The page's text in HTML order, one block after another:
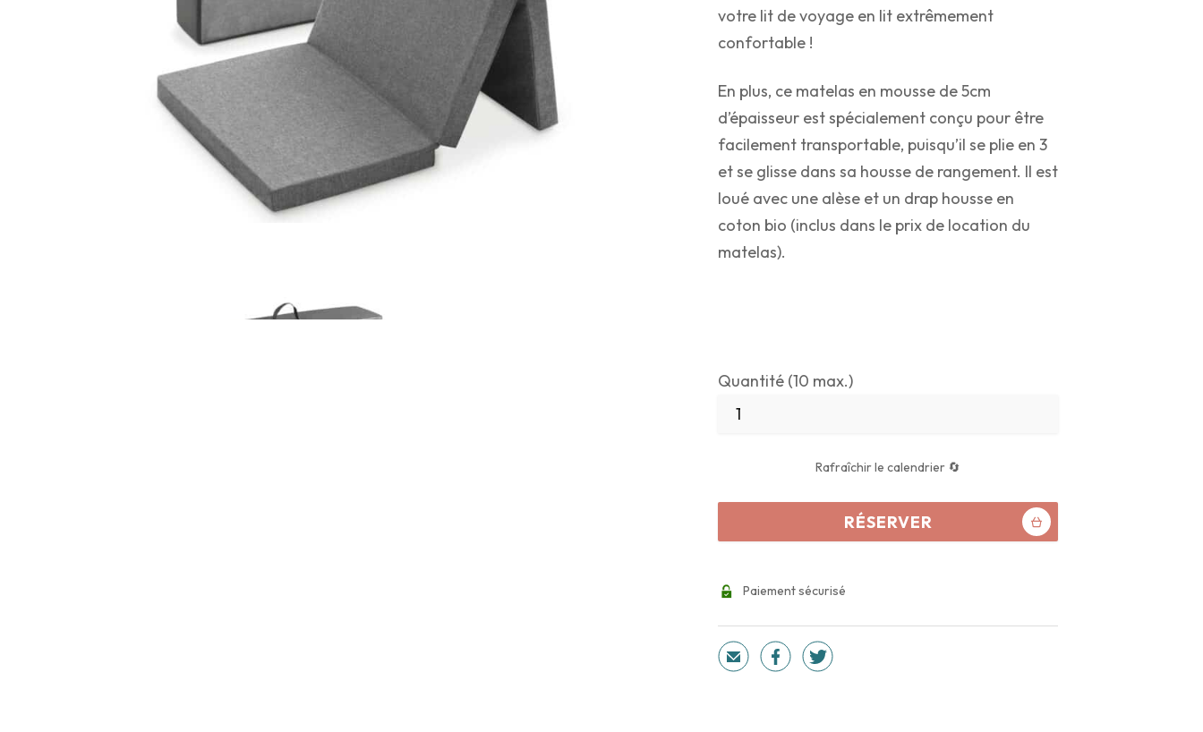
votre lit de voyage en lit extrêmement
confortable !
En plus, ce matelas en mousse de 5cm
d’épaisseur est spécialement conçu pour être
facilement transportable, puisqu’il se plie en 3
et se glisse dans sa housse de rangement. Il est
loué avec une alèse et un drap housse en
coton bio (inclus dans le prix de location du
matelas).
Quantité (10 max.)
Rafraîchir le calendrier 🔄
RÉSERVER
Paiement sécurisé